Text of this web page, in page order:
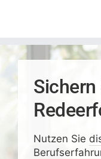
Sichern
Nutzen Sie